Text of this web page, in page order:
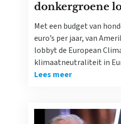
donkergroene
Met een budget van
euro’s per jaar, van
lobbyt de European
klimaatneutraliteit in
Lees meer